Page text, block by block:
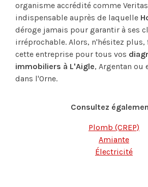
organisme accrédité comme
indispensable auprès de laquelle
déroge jamais pour garantir à ses
irréprochable. Alors, n'hésitez plus,
cette entreprise pour tous vos
immobiliers à L'Aigle, Argentan ou
dans l'Orne.
Consultez
Plomb (CREP)
Amiante
Électricité